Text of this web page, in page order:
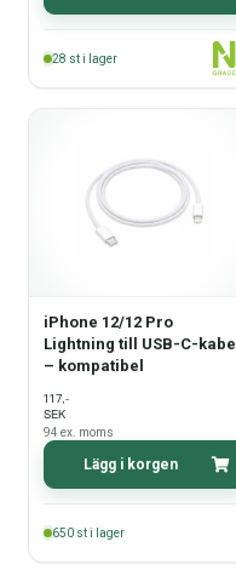
28 st i lager
iPhone 12/12 Pro
Lightning till USB-C-kabel
– kompatibel
117,-
SEK
94 ex. moms
Lägg i korgen
650st i lager